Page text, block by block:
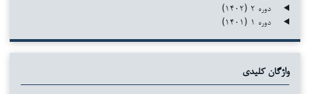
دوره ۲ (۱۴۰۲)
دوره ۱ (۱۴۰۱)
واژگان کلیدی